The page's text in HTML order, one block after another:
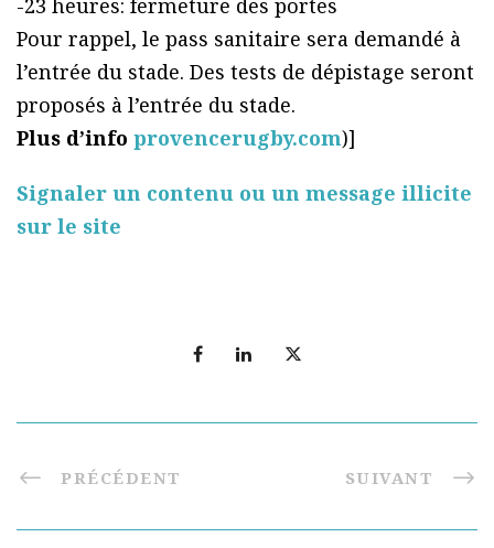
-23 heures: fermeture des portes
Pour rappel, le pass sanitaire sera demandé à
l’entrée du stade. Des tests de dépistage seront
proposés à l’entrée du stade.
Plus d’info provencerugby.com)]
Signaler un contenu ou un message illicite
sur le site
PRÉCÉDENT SUIVANT